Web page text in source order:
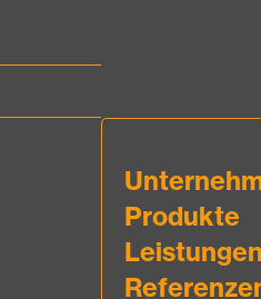
Produkte
Leistungen